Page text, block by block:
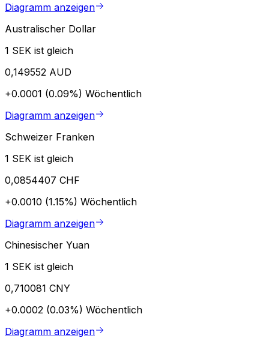
Diagramm anzeigen
Australischer Dollar
1 SEK ist gleich
0,149552 AUD
+0.0001 (0.09%) Wöchentlich
Diagramm anzeigen
Schweizer Franken
1 SEK ist gleich
0,0854407 CHF
+0.0010 (1.15%) Wöchentlich
Diagramm anzeigen
Chinesischer Yuan
1 SEK ist gleich
0,710081 CNY
+0.0002 (0.03%) Wöchentlich
Diagramm anzeigen